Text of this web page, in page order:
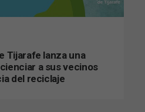
Tijarafe lanza una
a sus vecinos
del reciclaje